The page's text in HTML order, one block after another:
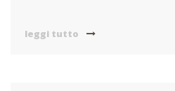
leggi tutto